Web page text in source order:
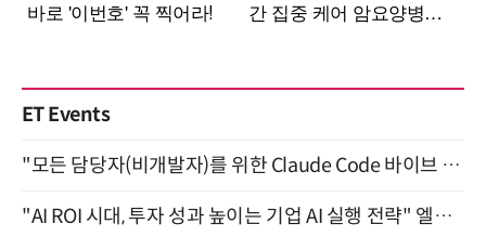
ET Events
"모든 담당자(비개발자)를 위한 Claude Code 바이브 코딩 2-day 부트캠프" 9월 16~17일 개최
"AI ROI 시대, 투자 성과 높이는 기업 AI 실행 전략" 엘타워 6층 (9월 18일)